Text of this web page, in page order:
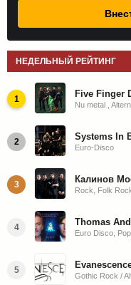
НЕДЕЛЬНЫЙ РЕЙТИНГ
1
Nu metal ,
2 Systems In
Euro-Disco
3 Калинов
Rock, Folk
4
Euro Disco, Pop
5
Gothic Rock /